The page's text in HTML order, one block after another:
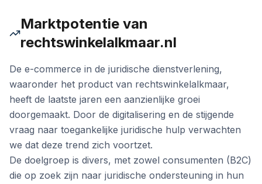
Marktpotentie van
rechtswinkelalkmaar.nl
De e-commerce in de juridische dienstverlening,
waaronder het product van rechtswinkelalkmaar,
heeft de laatste jaren een aanzienlijke groei
doorgemaakt. Door de digitalisering en de stijgende
vraag naar toegankelijke juridische hulp verwachten
we dat deze trend zich voortzet.
De doelgroep is divers, met zowel consumenten (B2C)
die op zoek zijn naar juridische ondersteuning in hun